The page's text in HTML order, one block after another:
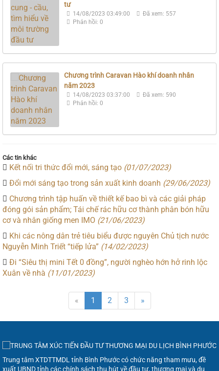
tư
14/08/2023 03:49:00
Đã xem: 557
Phản hồi: 0
Chương trình Caravan Hào khí doanh nhân
năm 2023
14/08/2023 03:37:00
Đã xem: 590
Phản hồi: 0
Các tin khác
Kết nối tri thức đổi mới, sáng tạo (01/07/2023)
Đổi mới sáng tạo trong sản xuất kinh doanh (29/06/2023)
Chương trình tập huấn về thiết kế bao bì và các giải pháp
đóng gói sản phẩm; Tái chế rác hữu cơ thành phân bón hữu
cơ và nhân giống men IMO (21/06/2023)
Khi các nông dân trẻ tiêu biểu được nguyên Chủ tịch nước
Nguyễn Minh Triết “tiếp lửa” (14/02/2023)
Đi “Siêu thị mini Tết 0 đồng”, người nghèo hớn hở rinh lộc
Xuân về nhà (11/01/2023)
« 1 2 3 »
Trung tâm XTDTTMDL tỉnh Bình Phước có chức năng tham mưu, đề
xuất UBND tỉnh các chính sách thu hút về đầu tư, thương mại và du